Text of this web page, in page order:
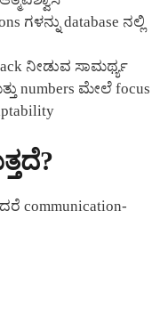
ಗಳನ್ನು database ನಲ್ಲಿ
ನೀಡುವ ಸಾಮರ್ಥ್ಯ
numbers ಮೇಲೆ focus
communication-